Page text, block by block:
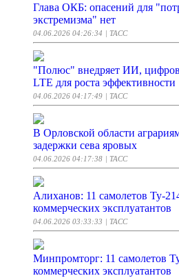
Глава ОКБ: опасений для
экстремизма" нет
04.06.2026 04:26:34 | ТАСС
"Полюс" внедряет ИИ,
LTE для роста эффективности
04.06.2026 04:17:49 | ТАСС
В Орловской области
задержки сева яровых
04.06.2026 04:17:38 | ТАСС
Алиханов: 11 самолетов Ту-
коммерческих эксплуатантов
04.06.2026 03:33:33 | ТАСС
Минпромторг: 11 самолетов
коммерческих эксплуатантов